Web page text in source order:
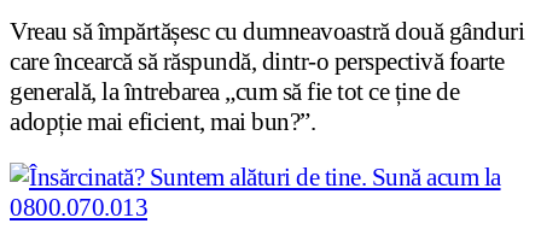
Vreau să împărtășesc cu dumneavoastră două gânduri
care încearcă să răspundă, dintr-o perspectivă foarte
generală, la întrebarea „cum să fie tot ce ține de
adopție mai eficient, mai bun?”.